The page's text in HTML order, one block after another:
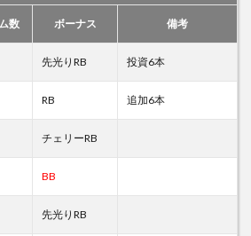
数 ボーナス 備考
先光りRB 投資6本
RB 追加6本
チェリーRB
BB
先光りRB